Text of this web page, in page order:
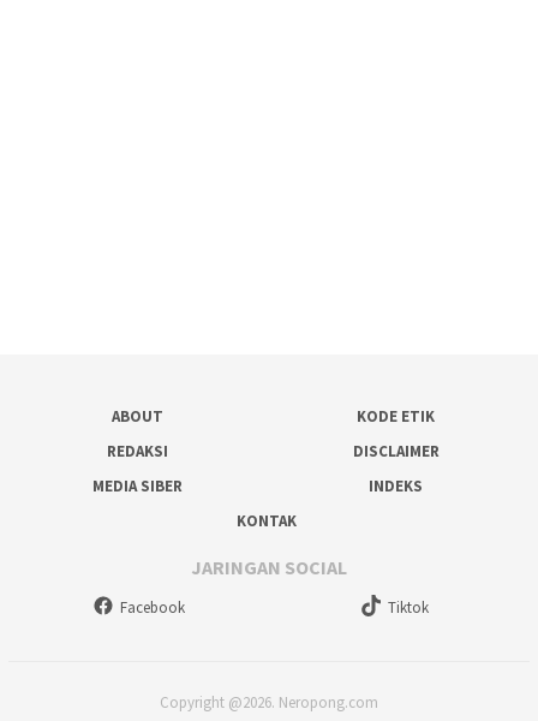
ABOUT
KODE ETIK
REDAKSI
DISCLAIMER
MEDIA SIBER
INDEKS
KONTAK
JARINGAN SOCIAL
Facebook Tiktok
Copyright @2026. Neropong.com